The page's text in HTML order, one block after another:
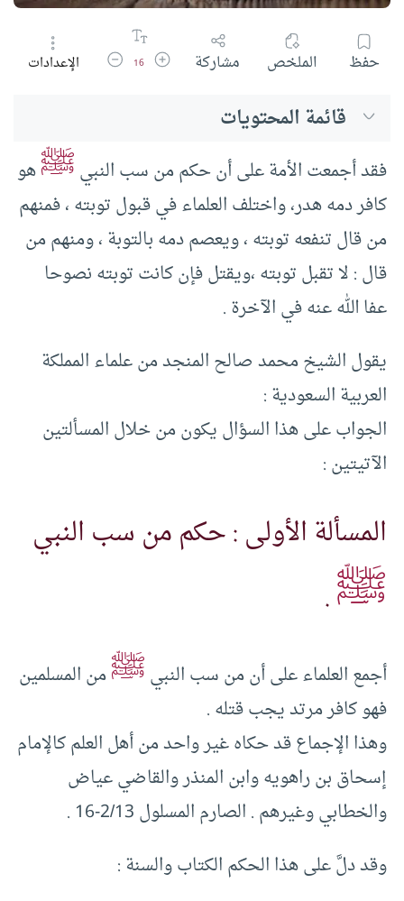
حفظ الملخص مشاركة زيادة حجم الخط
16 تقليل حجم الخط
الإعدادات
قائمة المحتويات
فقد أجمعت الأمة على أن حكم من سب النبيﷺهو
كافر دمه هدر، واختلف العلماء في قبول توبته ، فمنهم
من قال تنفعه توبته ، ويعصم دمه بالتوبة ، ومنهم من
قال : لا تقبل توبته ،ويقتل فإن كانت توبته نصوحا
عفا الله عنه في الآخرة .
يقول الشيخ محمد صالح المنجد من علماء المملكة
العربية السعودية :
الجواب على هذا السؤال يكون من خلال المسألتين
الآتيتين :
المسألة الأولى : حكم من سب النبي
ﷺ.
أجمع العلماء على أن من سب النبيﷺمن المسلمين
فهو كافر مرتد يجب قتله .
وهذا الإجماع قد حكاه غير واحد من أهل العلم كالإمام
إسحاق بن راهويه وابن المنذر والقاضي عياض
والخطابي وغيرهم . الصارم المسلول 2/13-16 .
وقد دلَّ على هذا الحكم الكتاب والسنة :